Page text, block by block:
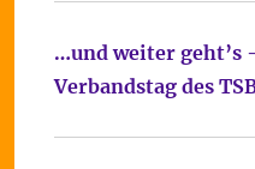
…und weiter geht’s
Verbandstag des